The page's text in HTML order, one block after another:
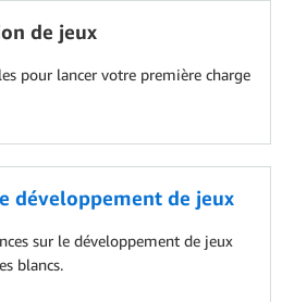
de jeux
pour lancer votre première charge
développement de jeux
sur le développement de jeux
blancs.